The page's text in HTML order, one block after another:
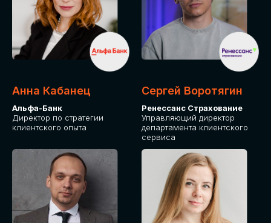
Анна Кабанец
Альфа-Банк
Директор по стратегии
клиентского опыта
Сергей Воротягин
Ренессанс Страхование
Управляющий директор
департамента клиентского
сервиса
СТОИМОСТЬ
УЧАСТИЯ